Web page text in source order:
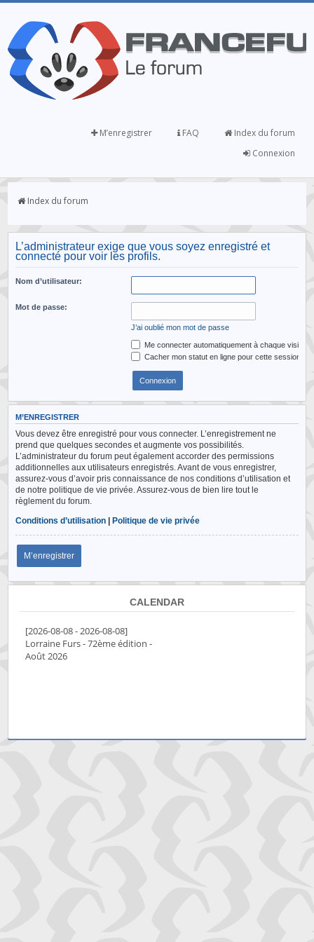
Index du forum
FAQ
M’enregistrer
Connexion
Index du forum
L’administrateur exige que vous soyez enregistré et
connecté pour voir les profils.
Nom d’utilisateur:
Mot de passe:
J’ai oublié mon mot de passe
Me connecter automatiquement à chaque visite
Cacher mon statut en ligne pour cette session
M’ENREGISTRER
Vous devez être enregistré pour vous connecter. L’enregistrement ne
prend que quelques secondes et augmente vos possibilités.
L’administrateur du forum peut également accorder des permissions
additionnelles aux utilisateurs enregistrés. Avant de vous enregistrer,
assurez-vous d’avoir pris connaissance de nos conditions d’utilisation et
de notre politique de vie privée. Assurez-vous de bien lire tout le
règlement du forum.
Conditions d’utilisation |Politique de vie privée
M’enregistrer
CALENDAR